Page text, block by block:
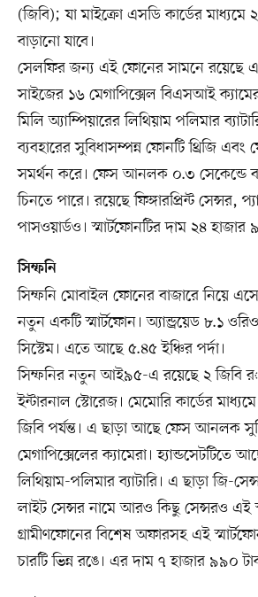
(জিবি); যা মাইক্রো এসডি কার্ডের মাধ্যমে
বাড়ানো যাবে।
সেলফির জন্য এই ফোনের সামনে রয়েছে
সাইজের ১৬ মেগাপিক্সেল বিএসআই
মিলি অ্যাম্পিয়ারের লিথিয়াম পলিমার
ব্যবহারের সুবিধাসম্পন্ন ফোনটি থ্রিজি এবং
সমর্থন করে। ফেস আনলক ০.৩ সেকেন্ডে
চিনতে পারে। রয়েছে ফিঙ্গারপ্রিন্ট সেন্সর,
পাসওয়ার্ডও। স্মার্টফোনটির দাম ২৪ হাজার
সিম্ফনি
সিম্ফনি মোবাইল ফোনের বাজারে নিয়ে
নতুন একটি স্মার্টফোন। অ্যান্ড্রয়েড ৮.১
সিস্টেম। এতে আছে ৫.৪৫ ইঞ্চির পর্দা।
সিম্ফনির নতুন আই৯৫-এ রয়েছে ২ জিবি
ইন্টারনাল স্টোরেজ। মেমোরি কার্ডের
জিবি পর্যন্ত। এ ছাড়া আছে ফেস আনলক
মেগাপিক্সেলের ক্যামেরা।
লিথিয়াম-পলিমার ব্যাটারি। এ ছাড়া জি-
লাইট সেন্সর নামে আরও কিছু সেন্সরও এই
গ্রামীণফোনের বিশেষ অফারসহ এই
চারটি ভিন্ন রঙে। এর দাম ৭ হাজার ৯৯০